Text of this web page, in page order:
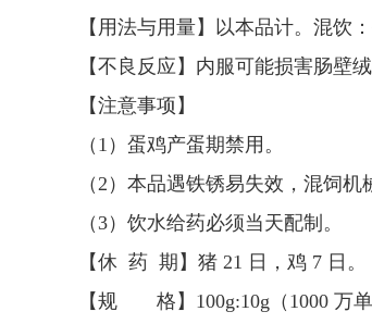
【用法与用量】以本品计。混饮
【不良反应】内服可能损害肠壁
【注意事项】
（1）蛋鸡产蛋期禁用。
（2）本品遇铁锈易失效，混饲
（3）饮水给药必须当天配制。
【休 药 期】猪 21 日，鸡 7 日。
【规 格】100g:10g（1000 万单